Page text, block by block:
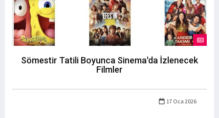
Sömestir Tatili Boyunca Sinema'da İzlenecek
Filmler
17 Oca 2026